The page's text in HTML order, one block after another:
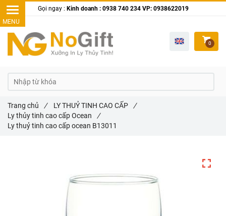
Trang chủ / LY THUỶ TINH CAO CẤP /
Ly thủy tinh cao cấp Ocean
/
Ly thuỷ tinh cao cấp ocean B13011
Gọi ngay : Kinh doanh : 0938 740 234 VP: 0938622019
0